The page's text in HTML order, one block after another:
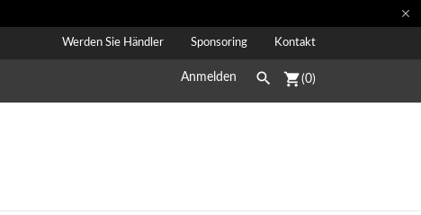

Werden Sie Händler Sponsoring Kontakt
Anmelden  shopping_cart(0)